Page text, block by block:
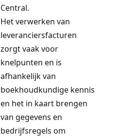
Central.
Het verwerken van
leveranciersfacturen
zorgt vaak voor
knelpunten en is
afhankelijk van
boekhoudkundige kennis
en het in kaart brengen
van gegevens en
bedrijfsregels om